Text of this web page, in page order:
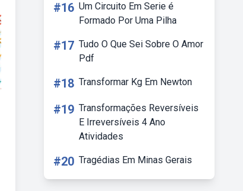
#16 Um Circuito Em Serie é
Formado Por Uma Pilha
#17 Tudo O Que Sei Sobre O Amor
Pdf
#18 Transformar Kg Em Newton
#19 Transformações Reversíveis
E Irreversíveis 4 Ano
Atividades
#20 Tragédias Em Minas Gerais